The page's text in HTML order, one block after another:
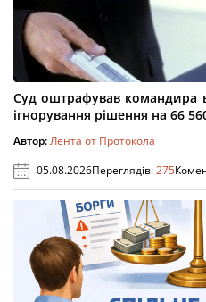
Суд оштрафував командира
ігнорування рішення на 66
Автор:Лента от Протокола
05.08.2026Переглядів:275